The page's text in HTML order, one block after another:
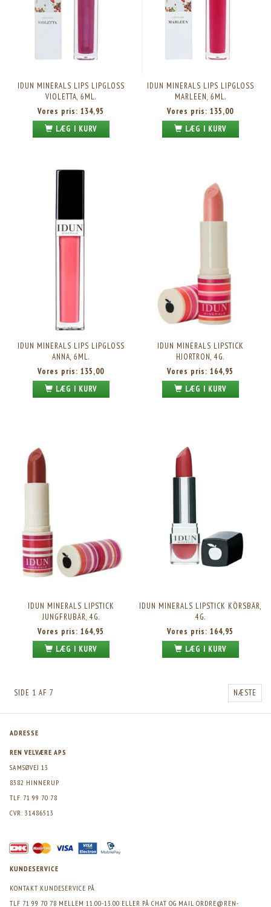
IDUN MINERALS LIPS LIPGLOSS
VIOLETTA, 6ML.
Vores pris: 134,95
LÆG I KURV
IDUN MINERALS LIPS LIPGLOSS
MARLEEN, 6ML.
Vores pris: 135,00
LÆG I KURV
IDUN MINERALS LIPS LIPGLOSS
ANNA, 6ML.
Vores pris: 135,00
LÆG I KURV
IDUN MINERALS LIPSTICK
HJORTRON, 4G.
Vores pris: 164,95
LÆG I KURV
IDUN MINERALS LIPSTICK
JUNGFRUBÄR, 4G.
Vores pris: 164,95
LÆG I KURV
IDUN MINERALS LIPSTICK KÖRSBÄR,
4G.
Vores pris: 164,95
LÆG I KURV
SIDE 1 AF 7 NÆSTE
ADRESSE
REN VELVÆRE APS
SAMSØVEJ 13
8382 HINNERUP
TLF. 71 99 70 78
CVR: 31486513
KUNDESERVICE
KONTAKT KUNDESERVICE PÅ
TLF 71 99 70 78 MELLEM 11.00-13.00 ELLER PÅ CHAT OG MAIL ORDRE@REN-